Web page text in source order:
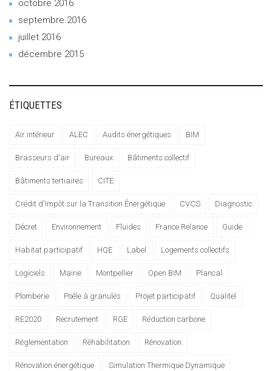
octobre 2016
septembre 2016
juillet 2016
décembre 2015
ÉTIQUETTES
Air intérieur ALEC Audits énergétiques BIM
Brasseurs d'air Bureaux Bâtiments collectif
Bâtiments tertiaires CITE
Crédit d'Impôt sur la Transition Énergétique CVCS Diagnostic
Décret Environnement Fluides France Relance Guide
Habitat participatif HQE Label Logements collectifs
Logiciels Mairie Montpellier Open BIM Plancal
Plomberie Poêle à granulés Projet participatif Qualitel
RE2020 Recrutement RGE Réduction carbone
Réglementation Réhabilitation Rénovation
Rénovation énergétique Simulation Thermique Dynamique